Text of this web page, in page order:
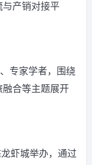
与产销对接平
专家学者，围绕
融合等主题展开
虾城举办，通过